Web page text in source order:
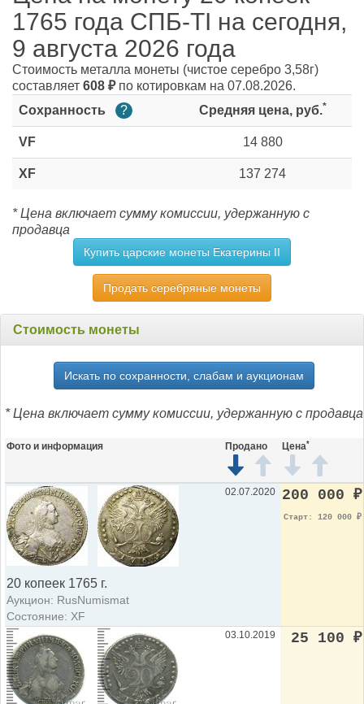
1765 года СПБ-ТI на сегодня,
9 августа 2026 года
Стоимость металла монеты (чистое серебро 3,58г)
составляет 608 ₽по котировкам на 07.08.2026.
Сохранность
? Средняя цена, руб.*
VF 14 880
XF 137 274
* Цена включает сумму комиссии, удержанную с
продавца
Купить царские монеты Екатерины II
Продать серебряные монеты
Стоимость монеты
Искать по сохранности, слабам и аукционам
* Цена включает сумму комиссии, удержанную с продавца
Фото и информация Продано Цена*
20 копеек 1765 г.
Аукцион: RusNumismat
Состояние: XF
02.07.2020 200 000 ₽
Старт: 120 000 ₽
03.10.2019 25 100 ₽